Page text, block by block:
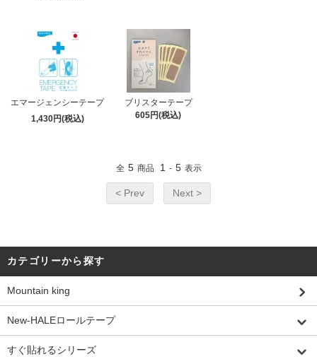
エマージェンシーテープ
1,430円(税込)
ブリスターテープ
605円(税込)
全 5 商品 1 - 5 表示
< Prev Next >
カテゴリーから探す
Mountain king
New-HALEロールテープ
すぐ貼れるシリーズ